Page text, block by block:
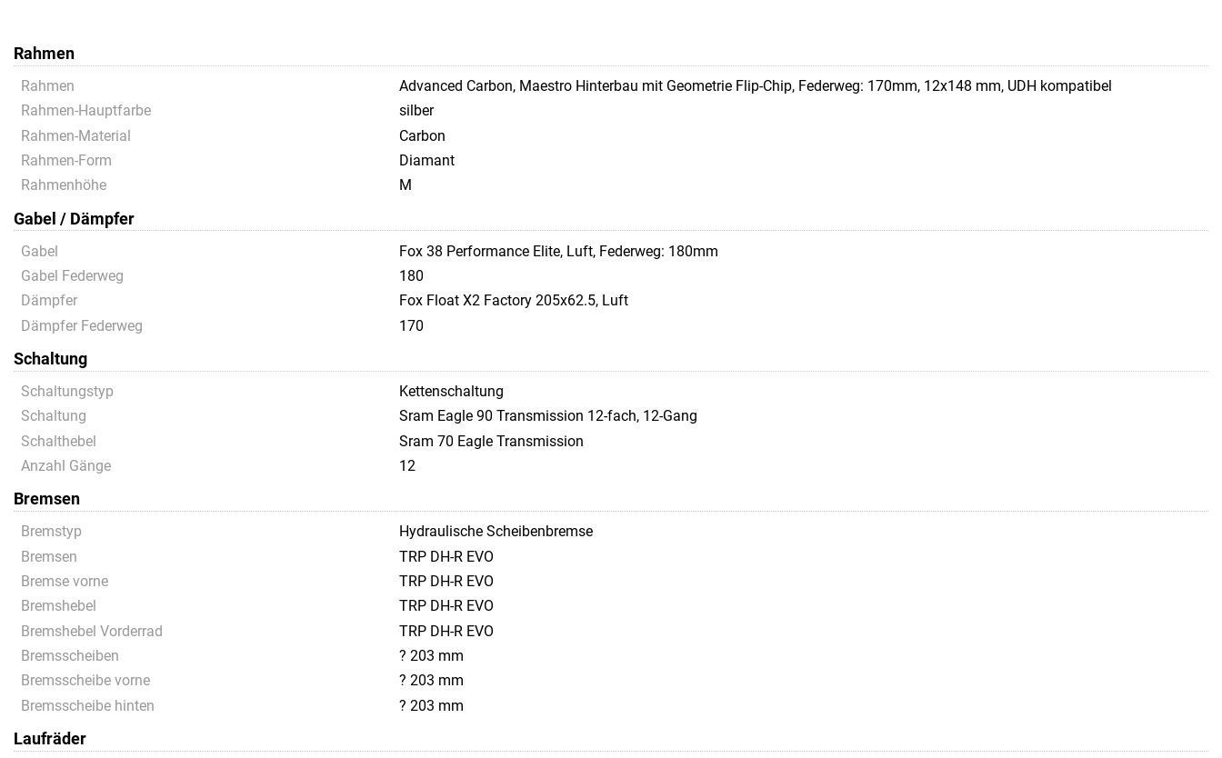
Rahmen
Rahmen
Advanced Carbon, Maestro Hinterbau mit Geometrie Flip-Chip, Federweg: 170mm, 12x148 mm, UDH kompatibel
Rahmen-Hauptfarbe
silber
Rahmen-Material
Carbon
Rahmen-Form
Diamant
Rahmenhöhe
M
Gabel / Dämpfer
Gabel
Fox 38 Performance Elite, Luft, Federweg: 180mm
Gabel Federweg
180
Dämpfer
Fox Float X2 Factory 205x62.5, Luft
Dämpfer Federweg
170
Schaltung
Schaltungstyp
Kettenschaltung
Schaltung
Sram Eagle 90 Transmission 12-fach, 12-Gang
Schalthebel
Sram 70 Eagle Transmission
Anzahl Gänge
12
Bremsen
Bremstyp
Hydraulische Scheibenbremse
Bremsen
TRP DH-R EVO
Bremse vorne
TRP DH-R EVO
Bremshebel
TRP DH-R EVO
Bremshebel Vorderrad
TRP DH-R EVO
Bremsscheiben
? 203 mm
Bremsscheibe vorne
? 203 mm
Bremsscheibe hinten
? 203 mm
Laufräder